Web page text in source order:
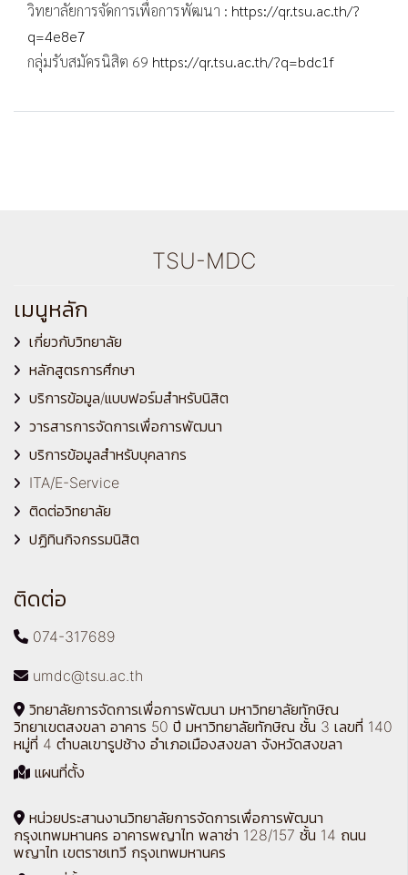
วิทยาลัยการจัดการเพื่อการพัฒนา : https://qr.tsu.ac.th/?
q=4e8e7
กลุ่มรับสมัครนิสิต 69 https://qr.tsu.ac.th/?q=bdc1f
TSU-MDC
เมนูหลัก
เกี่ยวกับวิทยาลัย
หลักสูตรการศึกษา
บริการข้อมูล/แบบฟอร์มสำหรับนิสิต
วารสารการจัดการเพื่อการพัฒนา
บริการข้อมูลสำหรับบุคลากร
ITA/E-Service
ติดต่อวิทยาลัย
ปฏิทินกิจกรรมนิสิต
ติดต่อ
074-317689
umdc@tsu.ac.th
วิทยาลัยการจัดการเพื่อการพัฒนา มหาวิทยาลัยทักษิณ
วิทยาเขตสงขลา อาคาร 50 ปี มหาวิทยาลัยทักษิณ ชั้น 3 เลขที่ 140
หมู่ที่ 4 ตำบลเขารูปช้าง อำเภอเมืองสงขลา จังหวัดสงขลา
แผนที่ตั้ง
หน่วยประสานงานวิทยาลัยการจัดการเพื่อการพัฒนา
กรุงเทพมหานคร อาคารพญาไท พลาซ่า 128/157 ชั้น 14 ถนน
พญาไท เขตราชเทวี กรุงเทพมหานคร